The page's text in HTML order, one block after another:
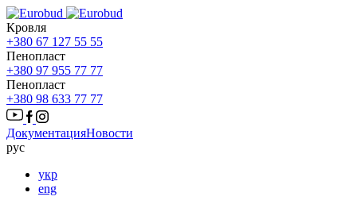
Кровля
+380 67 127 55 55
Пенопласт
+380 97 955 77 77
Пенопласт
+380 98 633 77 77
ДокументацияНовости
рус
укр
eng